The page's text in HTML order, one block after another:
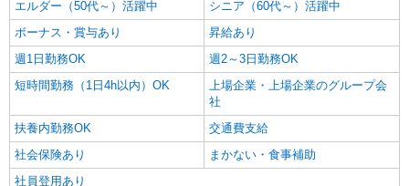
エルダー（50代～）活躍中
シニア（60代～）活躍中
ボーナス・賞与あり
昇給あり
週1日勤務OK
週2～3日勤務OK
短時間勤務（1日4h以内）OK
上場企業・上場企業のグループ会
社
扶養内勤務OK
交通費支給
社会保険あり
まかない・食事補助
社員登用あり